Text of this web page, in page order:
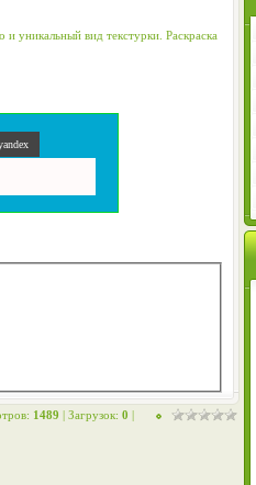
уникальный вид текстурки. Раскраска
: 1489 | Загрузок: 0 |